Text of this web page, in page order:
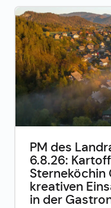
PM des
6.8.26:
Sterneköchin
kreativen
in der